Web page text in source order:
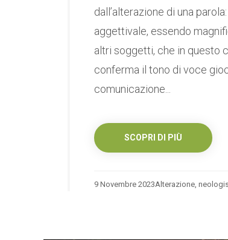
dall’alterazione di una
aggettivale, essendo
altri soggetti, che in questo
conferma il tono di voce
comunicazione...
SCOPRI DI PIÙ
9 Novembre 2023Alterazione,